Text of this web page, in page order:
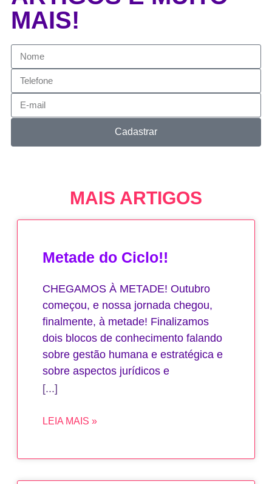
MAIS!
Cadastrar
MAIS ARTIGOS
Metade do Ciclo!!
CHEGAMOS À METADE! Outubro
começou, e nossa jornada chegou,
finalmente, à metade! Finalizamos
dois blocos de conhecimento falando
sobre gestão humana e estratégica e
sobre aspectos jurídicos e
LEIA MAIS »